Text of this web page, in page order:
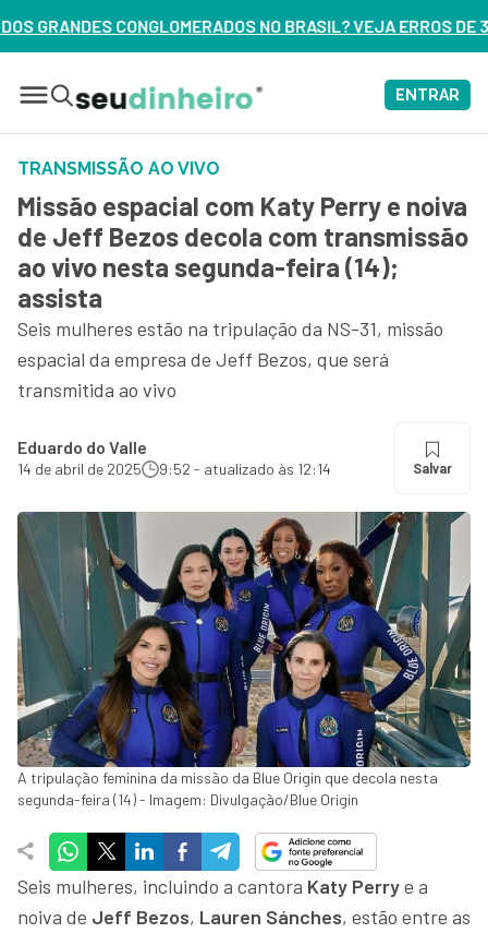
NO BRASIL? VEJA ERROS DE 3 DELES – ASSISTA AGORA
ENTRAR
TRANSMISSÃO AO VIVO
Missão espacial com Katy Perry e noiva
de Jeff Bezos decola com transmissão
ao vivo nesta segunda-feira (14);
assista
Seis mulheres estão na tripulação da NS-31, missão
espacial da empresa de Jeff Bezos, que será
transmitida ao vivo
Eduardo do Valle
14 de abril de 2025 9:52 - atualizado às 12:14 Salvar
A tripulação feminina da missão da Blue Origin que decola nesta
segunda-feira (14) - Imagem: Divulgação/Blue Origin
Seis mulheres, incluindo a cantora Katy Perrye a
noiva de Jeff Bezos, Lauren Sánches, estão entre as